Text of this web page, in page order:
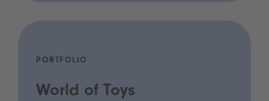
PORTFOLIO
World of Toys